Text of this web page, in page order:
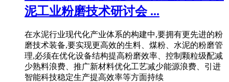
泥工业粉磨技术研讨会 ...
在水泥行业现代化产业体系的构建中,要拥有更先进的粉
磨技术装备,要实现更高效的生料、煤粉、水泥的粉磨管
理,必须在优化设备结构提高粉磨效率、控制颗粒级配减
少熟料浪费、推广新材料优化工艺减少能源浪费、引进
智能科技稳定生产提高效率等方面持续